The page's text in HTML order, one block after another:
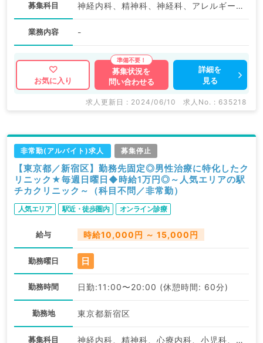
募集科目 神経内科、精神科、神経科、アレルギー科、リウマチ科、小児科、整形外科、形成外科、美容外科、脳神経外科、呼吸器外科、心臓血管外科、小児外科、皮膚科、泌尿器科、産婦人科、産科、婦人科、眼科、耳鼻咽喉科、気管食道科、放射線科、リハビリテーション科、麻酔科、ペインクリニック、人工透析科、緩和ケア科、一般内科、循環器内科、呼吸器内科、消化器内科、内分泌・代謝内科、腎臓内科、老年内科、血液内科、外科系全般、一般外科、消化器外科、乳腺外科、総合診療科、美容皮膚科、健診・人間ドック、救急科・ＩＣＵ、病理科、基礎医学系、膠原病科、スポーツ整形外科、大腸・肛門外科、その他、産業医、科目不問
業務内容 -
お気に入り
募集状況を
問い合わせる
詳細を
見る
求人更新日 : 2024/06/10 求人No. : 635218
非常勤(アルバイト)求人 募集停止
【東京都／新宿区】勤務先固定◎男性治療に特化したク
リニック★毎週日曜日◆時給1万円◎～人気エリアの駅
チカクリニック～（科目不問／非常勤）
人気エリア 駅近・徒歩圏内 オンライン診療
給与 時給10,000円 ～ 15,000円
勤務曜日 日
勤務時間 日勤:11:00〜20:00 (休憩時間: 60分)
勤務地 東京都新宿区
募集科目 神経内科、精神科、心療内科、小児科、整形外科、形成外科、美容外科、脳神経外科、呼吸器外科、心臓血管外科、皮膚科、泌尿器科、産婦人科、産科、婦人科、眼科、耳鼻咽喉科、放射線科、リハビリテーション科、麻酔科、人工透析科、緩和ケア科、一般内科、循環器内科、呼吸器内科、消化器内科、内分泌・代謝内科、腎臓内科、老年内科、血液内科、外科系全般、一般外科、消化器外科、美容皮膚科、健診・人間ドック、救急科・ＩＣＵ、膠原病科、スポーツ整形外科、大腸・肛門外科